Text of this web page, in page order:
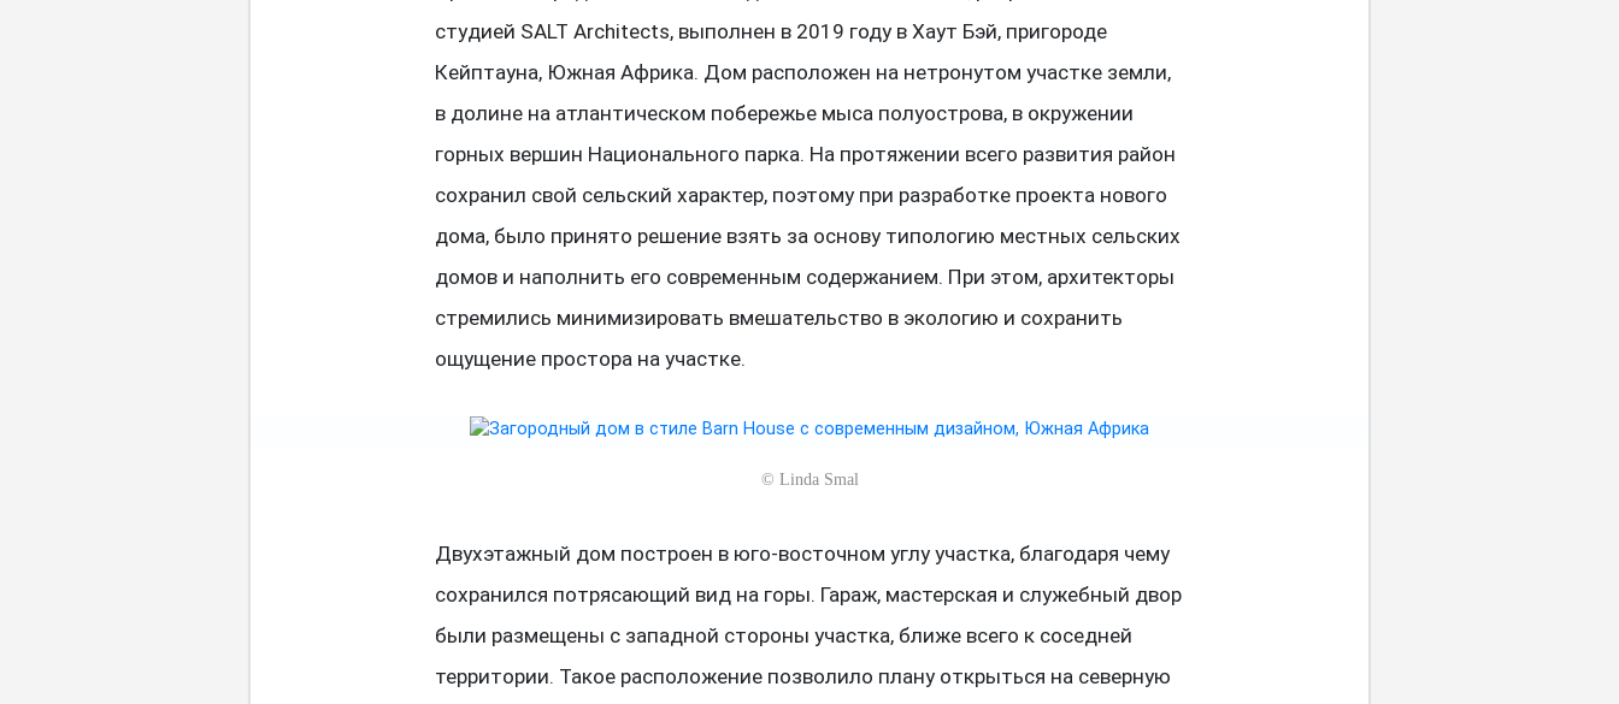
студией SALT Architects, выполнен в 2019 году в Хаут Бэй, пригороде
Кейптауна, Южная Африка. Дом расположен на нетронутом участке земли,
в долине на атлантическом побережье мыса полуострова, в окружении
горных вершин Национального парка. На протяжении всего развития район
сохранил свой сельский характер, поэтому при разработке проекта нового
дома, было принято решение взять за основу типологию местных сельских
домов и наполнить его современным содержанием. При этом, архитекторы
стремились минимизировать вмешательство в экологию и сохранить
ощущение простора на участке.
© Linda Smal
Двухэтажный дом построен в юго-восточном углу участка, благодаря чему
сохранился потрясающий вид на горы. Гараж, мастерская и служебный двор
были размещены с западной стороны участка, ближе всего к соседней
территории. Такое расположение позволило плану открыться на северную